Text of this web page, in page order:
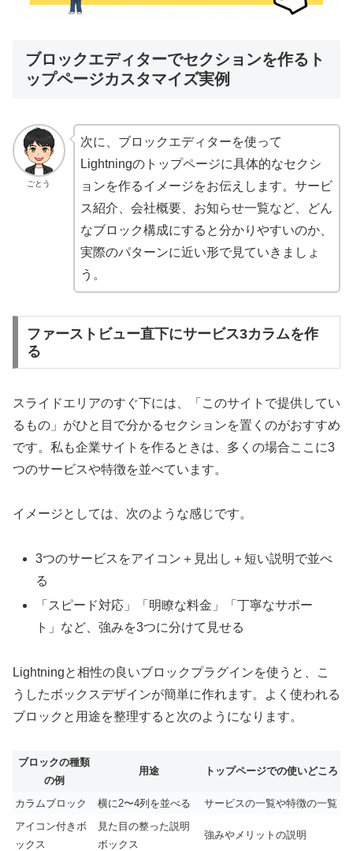
ブロックエディターでセクションを作るト
ップページカスタマイズ実例
ごとう
次に、ブロックエディターを使って
Lightningのトップページに具体的なセクシ
ョンを作るイメージをお伝えします。サービ
ス紹介、会社概要、お知らせ一覧など、どん
なブロック構成にすると分かりやすいのか、
実際のパターンに近い形で見ていきましょ
う。
ファーストビュー直下にサービス3カラムを作
る
スライドエリアのすぐ下には、「このサイトで提供してい
るもの」がひと目で分かるセクションを置くのがおすすめ
です。私も企業サイトを作るときは、多くの場合ここに3
つのサービスや特徴を並べています。
イメージとしては、次のような感じです。
3つのサービスをアイコン＋見出し＋短い説明で並べ
る
「スピード対応」「明瞭な料金」「丁寧なサポー
ト」など、強みを3つに分けて見せる
Lightningと相性の良いブロックプラグインを使うと、こ
うしたボックスデザインが簡単に作れます。よく使われる
ブロックと用途を整理すると次のようになります。
ブロックの種類
の例
用途 トップページでの使いどころ
カラムブロック 横に2〜4列を並べる
サービスの一覧や特徴の一覧
アイコン付きボ
ックス
見た目の整った説明
ボックス
強みやメリットの説明